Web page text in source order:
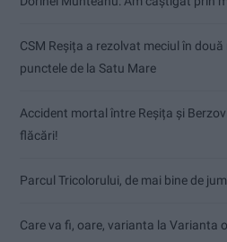
CSM Reșița a rezolvat meciul în
punctele de la Satu Mare
Accident mortal între Reșița și
flăcări!
Parcul Tricolorului, de mai bine de
Care va fi, oare, varianta la Varianta